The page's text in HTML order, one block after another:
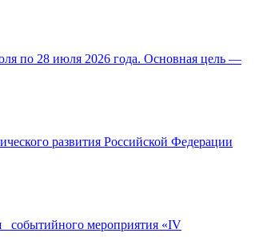
по 28 июля 2026 года. Основная цель —
развития Российской Федерации
событийного мероприятия «IV